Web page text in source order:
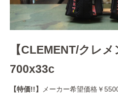
【CLEMENT/クレ
700x33c
【特価!!】 メーカー希望価格￥